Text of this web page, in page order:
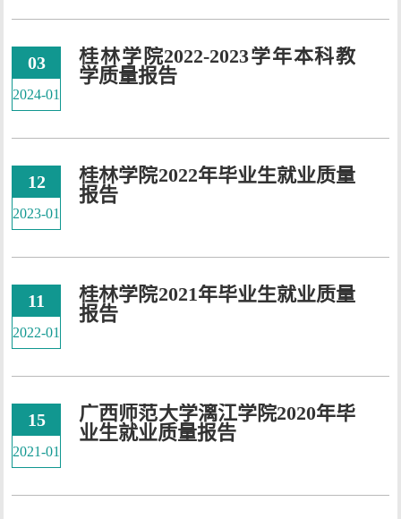
03
2024-01
桂林学院2022-2023学年本科教
学质量报告
12
2023-01
桂林学院2022年毕业生就业质量
报告
11
2022-01
桂林学院2021年毕业生就业质量
报告
15
2021-01
广西师范大学漓江学院2020年毕
业生就业质量报告